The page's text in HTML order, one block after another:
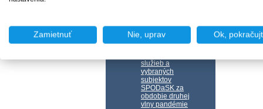
zamestnancov
služieb a
vybraných
subjektov
SPODaSK za
obdobie druhej
vlny pandémie
Zamietnuť Nie, uprav Ok,